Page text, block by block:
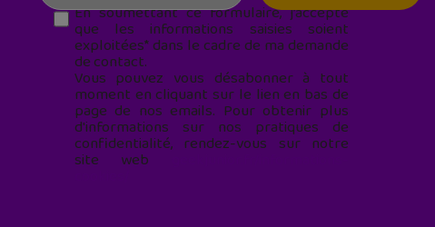
En soumettant ce formulaire, j’accepte
que les informations saisies soient
exploitées* dans le cadre de ma demande
de contact.
Vous pouvez vous désabonner à tout
moment en cliquant sur le lien en bas de
page de nos emails. Pour obtenir plus
d'informations sur nos pratiques de
confidentialité, rendez-vous sur notre
site web